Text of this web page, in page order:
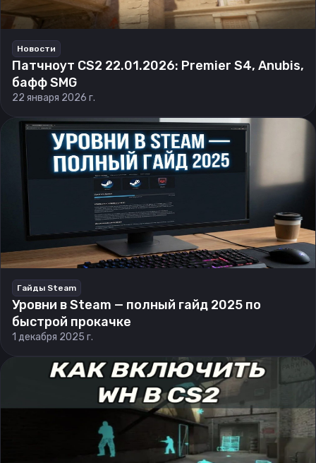
Новости
Патчноут CS2 22.01.2026: Premier S4, Anubis,
бафф SMG
22 января 2026 г.
Гайды Steam
Уровни в Steam — полный гайд 2025 по
быстрой прокачке
1 декабря 2025 г.